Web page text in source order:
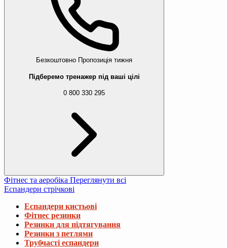
Безкоштовно Пропозиція тижня
Підберемо тренажер під ваші цілі
0 800 330 295
Фітнес та аеробіка Переглянути всі
Еспандери стрічкові
Еспандери кистьові
Фітнес резинки
Резинки для підтягування
Резинки з петлями
Трубчасті еспандери